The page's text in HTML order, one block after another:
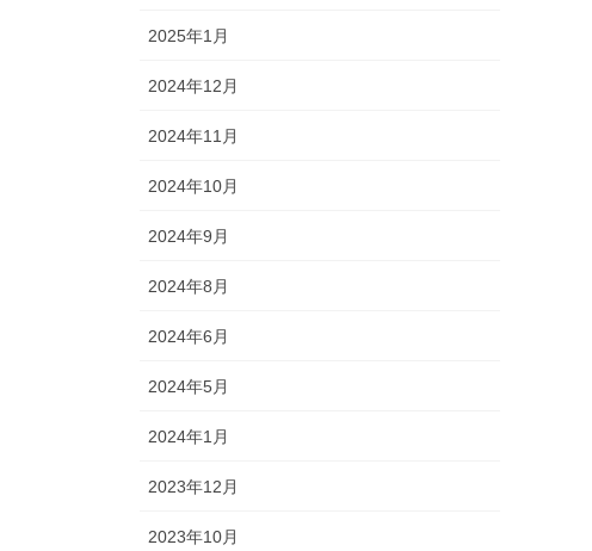
2025年1月
2024年12月
2024年11月
2024年10月
2024年9月
2024年8月
2024年6月
2024年5月
2024年1月
2023年12月
2023年10月